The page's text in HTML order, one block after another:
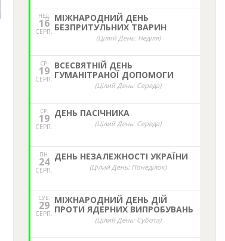
НЕД,
16
СЕРП.
МІЖНАРОДНИЙ ДЕНЬ
БЕЗПРИТУЛЬНИХ ТВАРИН
(Цілий День: Неділя)
СР.
19
СЕРП.
ВСЕСВЯТНІЙ ДЕНЬ
ГУМАНІТРАНОЇ ДОПОМОГИ
(Цілий День: Середа)
СР.
19
СЕРП.
ДЕНЬ ПАСІЧНИКА
(Цілий День: Середа)
ПН.
24
СЕРП.
ДЕНЬ НЕЗАЛЕЖНОСТІ УКРАЇНИ
(Цілий День: Понеділок)
СУБ.
29
СЕРП.
МІЖНАРОДНИЙ ДЕНЬ ДІЙ
ПРОТИ ЯДЕРНИХ ВИПРОБУВАНЬ
(Цілий День: Субота)